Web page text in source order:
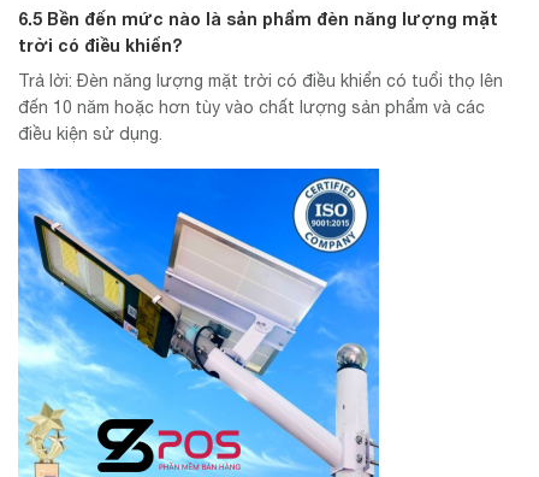
6.5 Bền đến mức nào là sản phẩm đèn năng lượng mặt
trời có điều khiển?
Trả lời: Đèn năng lượng mặt trời có điều khiển có tuổi thọ lên
đến 10 năm hoặc hơn tùy vào chất lượng sản phẩm và các
điều kiện sử dụng.